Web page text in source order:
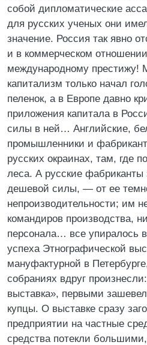
собой дипломатические
для русских ученых они
значение. Россия так явно
и в коммерческом
международному престижу!
капитализм только начал
пеленок, а в Европе давно
приложения капитала в
силы в ней… Английские,
промышленники и
русских окраинах, там, где
леса. А русские фабриканты
дешевой силы, — от ее
непроизводительности; им
командиров производства,
персонала… все упиралось
успеха Этнографической
мануфактурной в
собраниях вдруг
выставка», первыми
купцы. О выставке сразу
предприятии на частные
средства потекли